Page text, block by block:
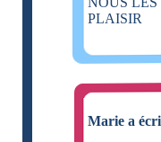
PLAISIR
Marie a